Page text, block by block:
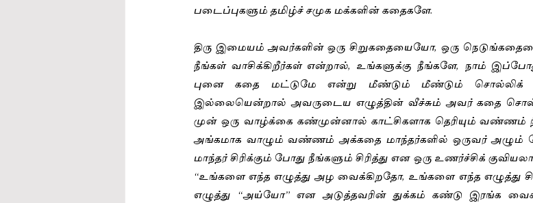
படைப்புகளும் தமிழ்ச் சமுக மக்களின் கதைகளே.
திரு இமையம் அவர்களின் ஒரு சிறுகதையையோ, ஒரு
நீங்கள் வாசிக்கிறீர்கள் என்றால், உங்களுக்கு நீங்களே, நாம்
புனை கதை மட்டுமே என்று மீண்டும் மீண்டும் சொல்லிக்
இல்லையென்றால் அவருடைய எழுத்தின் வீச்சும் அவர் கதை
முன் ஒரு வாழ்க்கை கண்முன்னால் காட்சிகளாக தெரியும் வண்ணம்
அங்கமாக வாழும் வண்ணம் அக்கதை மாந்தர்களில் ஒருவர் அழும்
மாந்தர் சிரிக்கும் போது நீங்களும் சிரித்து என ஒரு உணர்ச்சிக்
“உங்களை எந்த எழுத்து அழ வைக்கிறதோ, உங்களை எந்த எழுத்து
எழுத்து “அய்யோ” என அடுத்தவரின் துக்கம் கண்டு இரங்க